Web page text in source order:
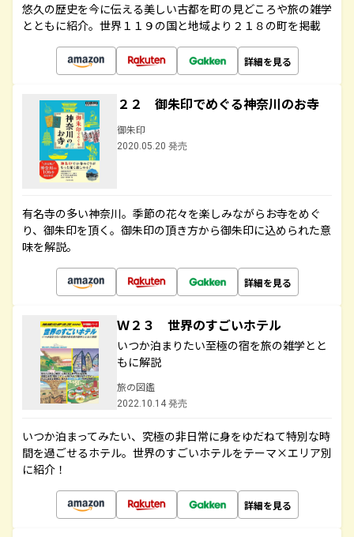
悠久の歴史を今に伝える美しい古都を町の見どころや旅の雑学
とともに紹介。世界１１９の国と地域より２１８の町を掲載
詳細を見る
２２ 御朱印でめぐる神奈川のお寺
御朱印
2020.05.20 発売
有名寺の多い神奈川。季節の花々を楽しみながらお寺をめぐ
り、御朱印を頂く。御朱印の頂き方から御朱印に込められた意
味を解説。
詳細を見る
Ｗ２３ 世界のすごいホテル
いつか泊まりたい至極の宿を旅の雑学とと
もに解説
旅の図鑑
2022.10.14 発売
いつか泊まってみたい、究極の非日常に身をゆだねて特別な時
間を過ごせるホテル。世界のすごいホテルをテーマ×エリア別
に紹介！
詳細を見る